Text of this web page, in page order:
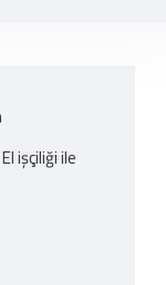
işçiliği ile